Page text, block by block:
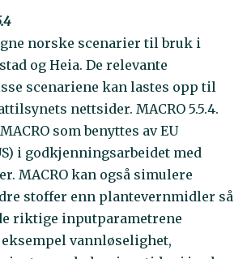
norske scenarier til bruk i
og Heia. De relevante
scenariene kan lastes opp til
nettsider. MACRO 5.5.4.
som benyttes av EU
i godkjenningsarbeidet med
MACRO kan også simulere
stoffer enn plantevernmidler så
riktige inputparametrene
vannløselighet,